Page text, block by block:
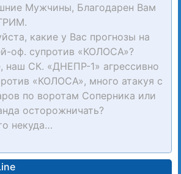
Мужчины, Благодарен Вам
какие у Вас прогнозы на
оф. супротив «КОЛОСА»?
наш СК. «ДНЕПР-1» агрессивно
«КОЛОСА», много атакуя с
по воротам Соперника или
осторожничать?
некуда…